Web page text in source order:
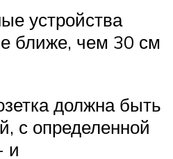
устройства
ближе, чем 30 см
должна быть
с определенной
и